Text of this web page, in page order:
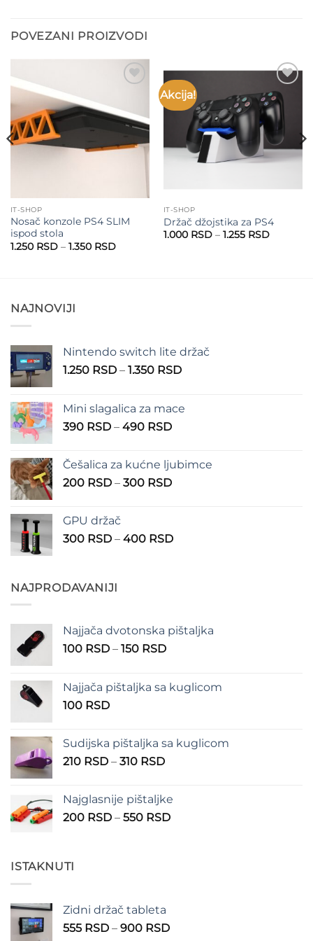
POVEZANI PROIZVODI
IT-SHOP
Nosač konzole PS4 SLIM
ispod stola
1.250 RSD – 1.350 RSDRaspon
Akcija!
Add to
wishlist
IT-SHOP
Držač džojstika za PS4
1.000 RSD – 1.255 RSDRaspon
NAJNOVIJI
Nintendo switch lite držač
1.250 RSD – 1.350 RSDRaspon
1.250 RSD
Mini slagalica za mace
390 RSD – 490 RSDRaspon
390 RSD
do
Češalica za kućne ljubimce
200 RSD – 300 RSDRaspon
do
GPU držač
300 RSD – 400 RSDRaspon
NAJPRODAVANIJI
Najjača dvotonska pištaljka
100 RSD – 150 RSDRaspon
100 RSD
Najjača pištaljka sa kuglicom
100 RSD
Sudijska pištaljka sa kuglicom
210 RSD – 310 RSDRaspon
210 RSD
do
Najglasnije pištaljke
200 RSD – 550 RSDRaspon
ISTAKNUTI
Zidni držač tableta
555 RSD – 900 RSDRaspon